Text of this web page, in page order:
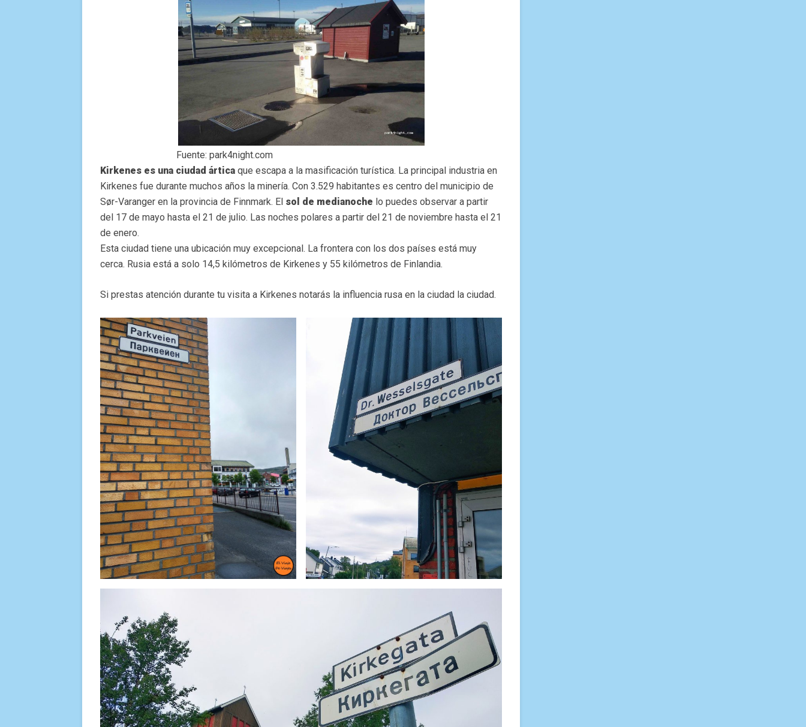
Fuente: park4night.com
Kirkenes es una ciudad ártica que escapa a la masificación turística. La principal industria en
Kirkenes fue durante muchos años la minería. Con 3.529 habitantes es centro del municipio de
Sør-Varanger en la provincia de Finnmark. El sol de medianoche lo puedes observar a partir
del 17 de mayo hasta el 21 de julio. Las noches polares a partir del 21 de noviembre hasta el 21
de enero.
Esta ciudad tiene una ubicación muy excepcional. La frontera con los dos países está muy
cerca. Rusia está a solo 14,5 kilómetros de Kirkenes y 55 kilómetros de Finlandia.
Si prestas atención durante tu visita a Kirkenes notarás la influencia rusa en la ciudad la ciudad.